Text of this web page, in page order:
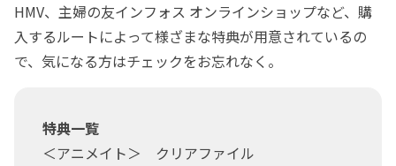
HMV、主婦の友インフォス オンラインショップなど、購
入するルートによって様ざまな特典が用意されているの
で、気になる方はチェックをお忘れなく。
特典一覧
＜アニメイト＞ クリアファイル